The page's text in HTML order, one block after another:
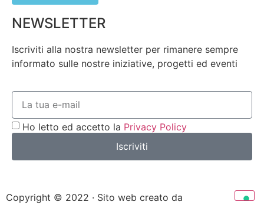
NEWSLETTER
Iscriviti alla nostra newsletter per rimanere sempre
informato sulle nostre iniziative, progetti ed eventi
Ho letto ed accetto la Privacy Policy
Iscriviti
Copyright © 2022 · Sito web creato da Hanami 花見